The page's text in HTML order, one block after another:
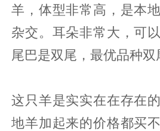
羊，体型非常高，是本
杂交。耳朵非常大，可
尾巴是双尾，最优品种双
这只羊是实实在在存在
地羊加起来的价格都买